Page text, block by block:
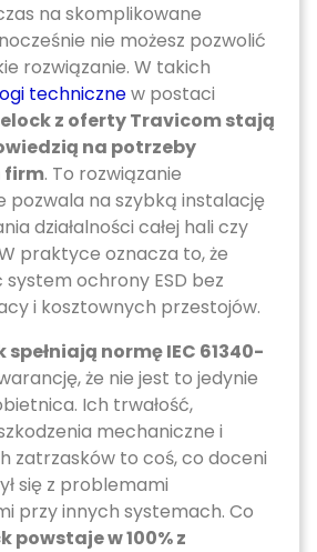
na skomplikowane
nie możesz pozwolić
rozwiązanie. W takich
technicznew postaci
z oferty Travicom stają
na potrzeby
firm. To rozwiązanie
pozwala na szybką instalację
działalności całej hali czy
praktyce oznacza to, że
system ochrony ESD bez
i kosztownych przestojów.
spełniają normę IEC 61340-
że nie jest to jedynie
Ich trwałość,
mechaniczne i
zatrzasków to coś, co doceni
się z problemami
przy innych systemach. Co
powstaje w 100% z